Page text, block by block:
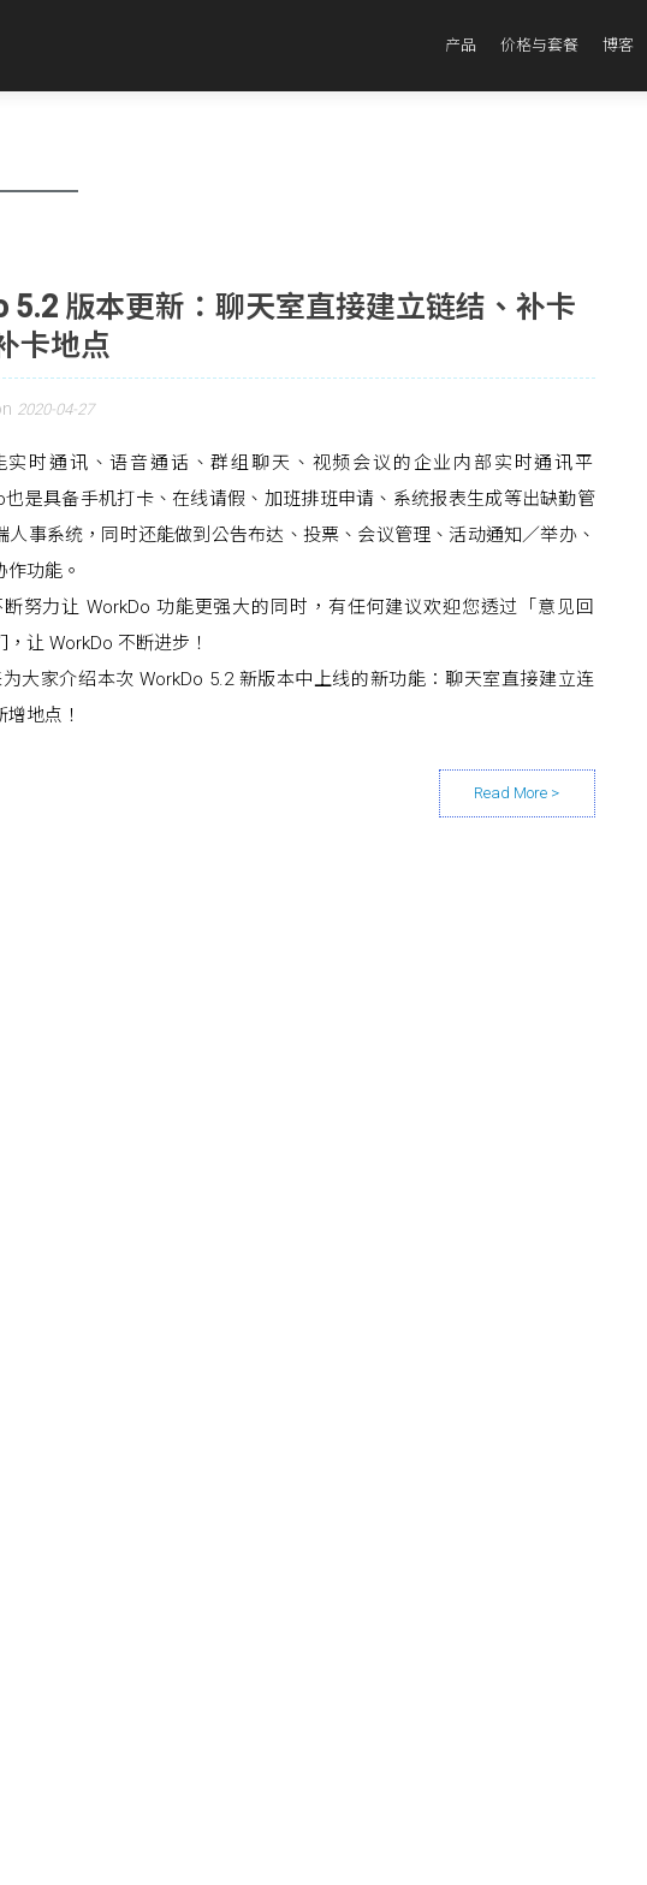
产品 价格与套餐 博客
5.2 版本更新：聊天室直接建立链结、补卡
卡地点
2020-04-27
实时通讯、语音通话、群组聊天、视频会议的企业内部实时通讯平
也是具备手机打卡、在线请假、加班排班申请、系统报表生成等出缺勤管
人事系统，同时还能做到公告布达、投票、会议管理、活动通知／举办、
作功能。
努力让 WorkDo 功能更强大的同时，有任何建议欢迎您透过「意见回
，让 WorkDo 不断进步！
大家介绍本次 WorkDo 5.2 新版本中上线的新功能：聊天室直接建立连
地点！